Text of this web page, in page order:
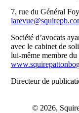
7, rue du Général
Société d’avocats
avec le cabinet de
lui-même membre
Directeur de
© 2026,